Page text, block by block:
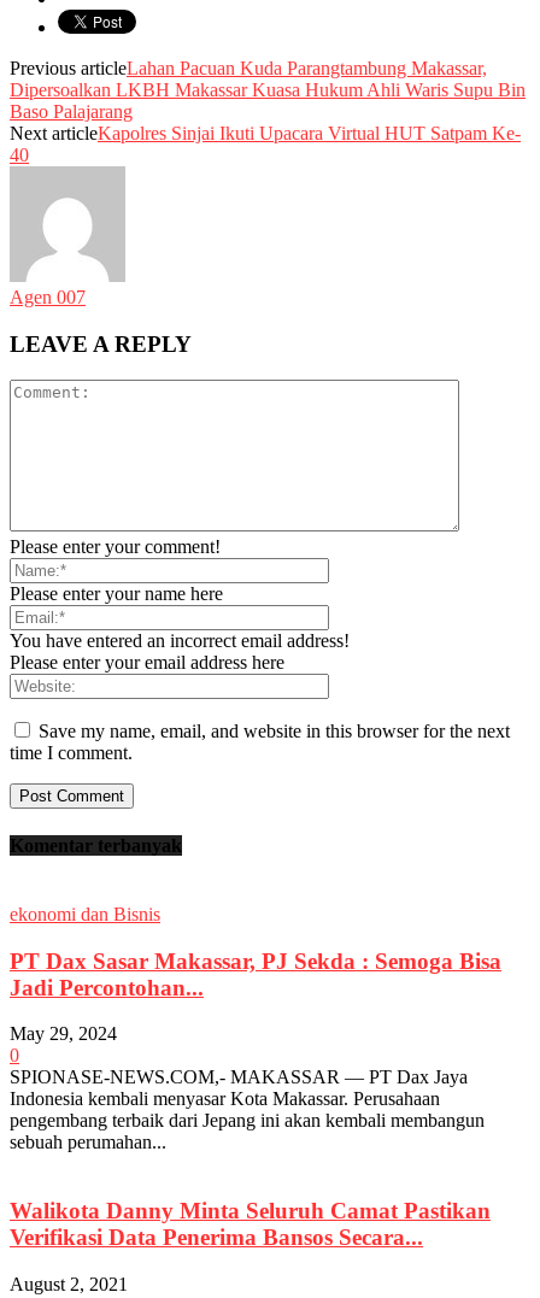
Previous articleLahan Pacuan Kuda Parangtambung Makassar,
Dipersoalkan LKBH Makassar Kuasa Hukum Ahli Waris Supu Bin
Baso Palajarang
Next articleKapolres Sinjai Ikuti Upacara Virtual HUT Satpam Ke-
40
Agen 007
LEAVE A REPLY
Please enter your comment!
Please enter your name here
You have entered an incorrect email address!
Please enter your email address here
Save my name, email, and website in this browser for the next
time I comment.
Komentar terbanyak
ekonomi dan Bisnis
PT Dax Sasar Makassar, PJ Sekda : Semoga Bisa
Jadi Percontohan...
May 29, 2024
0
SPIONASE-NEWS.COM,- MAKASSAR — PT Dax Jaya
Indonesia kembali menyasar Kota Makassar. Perusahaan
pengembang terbaik dari Jepang ini akan kembali membangun
sebuah perumahan...
Walikota Danny Minta Seluruh Camat Pastikan
Verifikasi Data Penerima Bansos Secara...
August 2, 2021